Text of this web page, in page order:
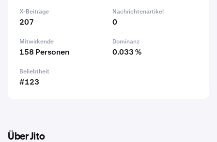
X-Beiträge
207
Nachrichtenartikel
0
Mitwirkende
158 Personen
Dominanz
0.033 %
Beliebtheit
#123
Über Jito